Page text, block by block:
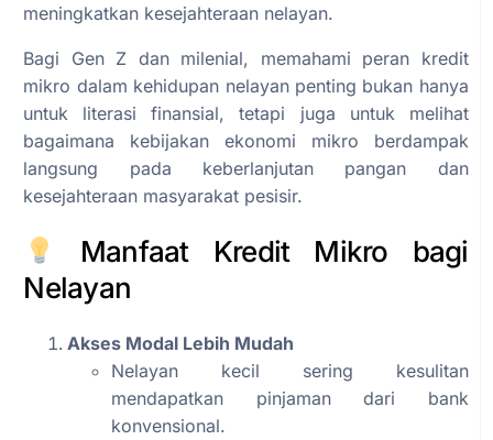
meningkatkan kesejahteraan nelayan.
Bagi Gen Z dan milenial, memahami peran kredit
mikro dalam kehidupan nelayan penting bukan hanya
untuk literasi finansial, tetapi juga untuk melihat
bagaimana kebijakan ekonomi mikro berdampak
langsung pada keberlanjutan pangan dan
kesejahteraan masyarakat pesisir.
Manfaat Kredit Mikro bagi
Nelayan
Akses Modal Lebih Mudah
Nelayan kecil sering kesulitan
mendapatkan pinjaman dari bank
konvensional.